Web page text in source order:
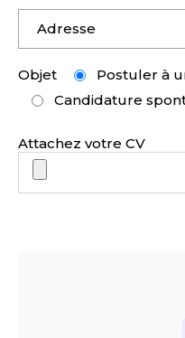
Objet
Postuler à
Candidature
Attachez votre CV